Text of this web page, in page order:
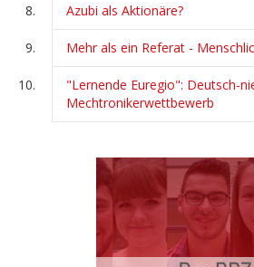
Azubi als Aktionäre?
Mehr als ein Referat -
"Lernende Euregio": Deutsch-
Mechtronikerwettbewerb